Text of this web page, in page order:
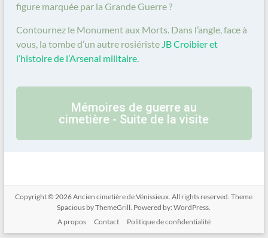
figure marquée par la Grande Guerre ?
Contournez le Monument aux Morts. Dans l’angle, face à
vous, la tombe d’un autre rosiériste JB Croibier et
l’histoire de l’Arsenal militaire.
Mémoires de guerre au
cimetière - Suite de la visite
Copyright © 2026Ancien cimetière de Vénissieux. All rights reserved. Theme
Spacious by ThemeGrill. Powered by:WordPress.
A propos
Contact Politique de confidentialité